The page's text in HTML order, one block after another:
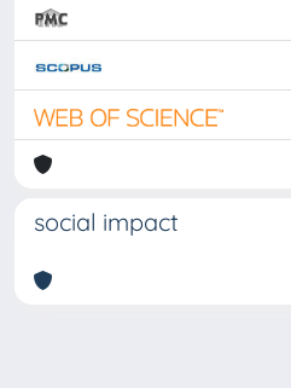
social impact